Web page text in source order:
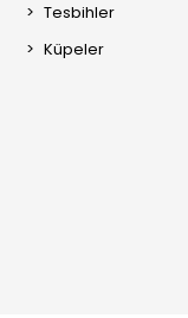
Tesbihler
Küpeler